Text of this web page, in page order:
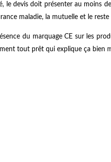
le devis doit présenter au moins
maladie, la mutuelle et le reste
du marquage CE sur les
tout prêt qui explique ça bien